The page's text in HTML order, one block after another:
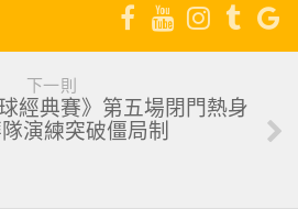
下一則
經典賽》第五場閉門熱身
演練突破僵局制